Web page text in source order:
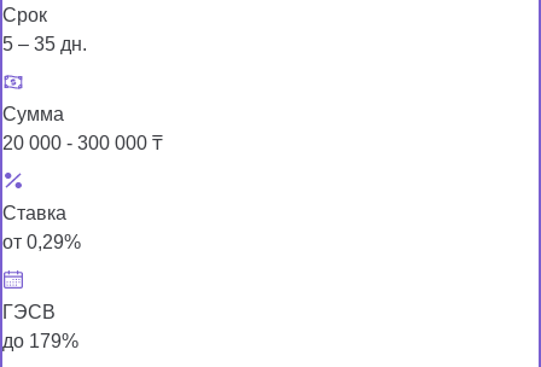
Срок
5 – 35 дн.
Сумма
20 000 - 300 000 ₸
Ставка
от 0,29%
ГЭСВ
до 179%